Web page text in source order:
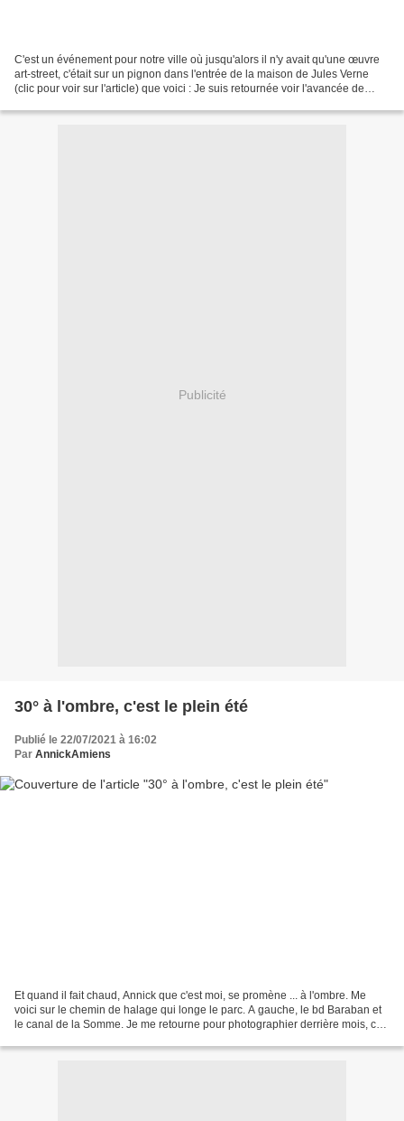
C'est un événement pour notre ville où jusqu'alors il n'y avait qu'une œuvre
art-street, c'était sur un pignon dans l'entrée de la maison de Jules Verne
(clic pour voir sur l'article) que voici : Je suis retournée voir l'avancée de
Publicité
30° à l'ombre, c'est le plein été
Publié le 22/07/2021 à 16:02
Par AnnickAmiens
Et quand il fait chaud, Annick que c'est moi, se promène ... à l'ombre. Me
voici sur le chemin de halage qui longe le parc. A gauche, le bd Baraban et
le canal de la Somme. Je me retourne pour photographier derrière mois, ce